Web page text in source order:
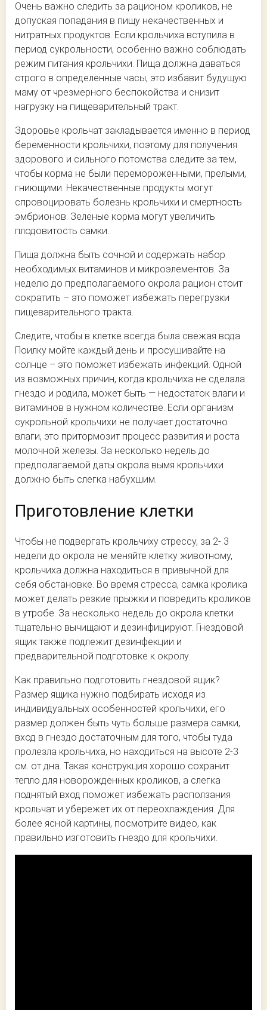
Очень важно следить за рационом кроликов, не
допуская попадания в пищу некачественных и
нитратных продуктов. Если крольчиха вступила в
период сукрольности, особенно важно соблюдать
режим питания крольчихи. Пища должна даваться
строго в определенные часы, это избавит будущую
маму от чрезмерного беспокойства и снизит
нагрузку на пищеварительный тракт.
Здоровье крольчат закладывается именно в период
беременности крольчихи, поэтому для получения
здорового и сильного потомства следите за тем,
чтобы корма не были перемороженными, прелыми,
гниющими. Некачественные продукты могут
спровоцировать болезнь крольчихи и смертность
эмбрионов. Зеленые корма могут увеличить
плодовитость самки.
Пища должна быть сочной и содержать набор
необходимых витаминов и микроэлементов. За
неделю до предполагаемого окрола рацион стоит
сократить – это поможет избежать перегрузки
пищеварительного тракта.
Следите, чтобы в клетке всегда была свежая вода.
Поилку мойте каждый день и просушивайте на
солнце – это поможет избежать инфекций. Одной
из возможных причин, когда крольчиха не сделала
гнездо и родила, может быть — недостаток влаги и
витаминов в нужном количестве. Если организм
сукрольной крольчихи не получает достаточно
влаги, это притормозит процесс развития и роста
молочной железы. За несколько недель до
предполагаемой даты окрола вымя крольчихи
должно быть слегка набухшим.
Приготовление клетки
Чтобы не подвергать крольчиху стрессу, за 2- 3
недели до окрола не меняйте клетку животному,
крольчиха должна находиться в привычной для
себя обстановке. Во время стресса, самка кролика
может делать резкие прыжки и повредить кроликов
в утробе. За несколько недель до окрола клетки
тщательно вычищают и дезинфицируют. Гнездовой
ящик также подлежит дезинфекции и
предварительной подготовке к окролу.
Как правильно подготовить гнездовой ящик?
Размер ящика нужно подбирать исходя из
индивидуальных особенностей крольчихи, его
размер должен быть чуть больше размера самки,
вход в гнездо достаточным для того, чтобы туда
пролезла крольчиха, но находиться на высоте 2-3
см. от дна. Такая конструкция хорошо сохранит
тепло для новорожденных кроликов, а слегка
поднятый вход поможет избежать расползания
крольчат и убережет их от переохлаждения. Для
более ясной картины, посмотрите видео, как
правильно изготовить гнездо для крольчихи.